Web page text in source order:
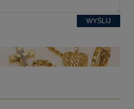
WYŚLIJ